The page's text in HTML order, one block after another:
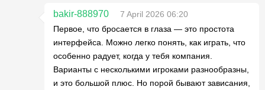
bakir-888970
7 April 2026 06:20
Первое, что бросается в глаза — это простота
интерфейса. Можно легко понять, как играть, что
особенно радует, когда у тебя компания.
Варианты с несколькими игроками разнообразны,
и это большой плюс. Но порой бывают зависания,